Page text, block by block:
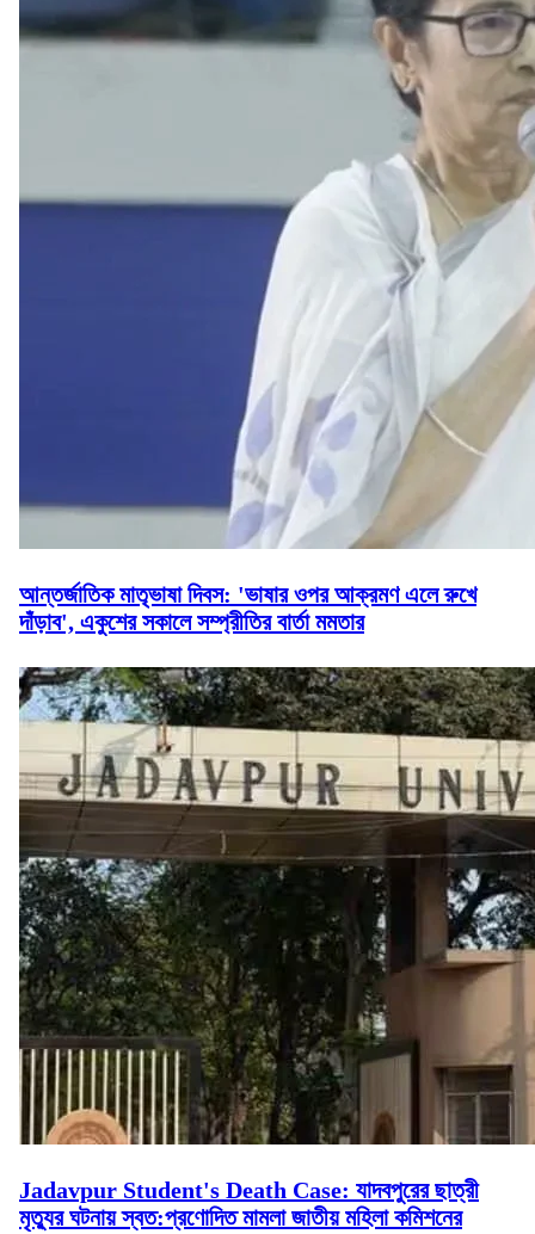
আন্তর্জাতিক মাতৃভাষা দিবস: 'ভাষার ওপর আক্রমণ এলে রুখে
দাঁড়াব', একুশের সকালে সম্প্রীতির বার্তা মমতার
Jadavpur Student's Death Case: যাদবপুরের ছাত্রী
মৃত্যুর ঘটনায় স্বত:প্রণোদিত মামলা জাতীয় মহিলা কমিশনের